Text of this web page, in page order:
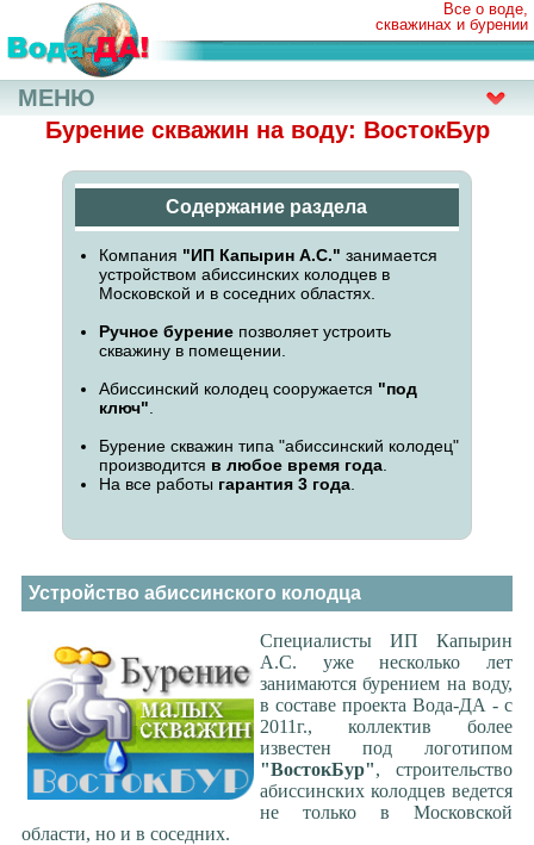
Все о воде,
скважинах и бурении
Бурение скважин на воду: ВостокБур
Содержание раздела
Компания "ИП Капырин А.С." занимается
устройством абиссинских колодцев в
Московской и в соседних областях.
Ручное бурениепозволяет устроить
скважину в помещении.
Абиссинский колодец сооружается "под
ключ"
Бурение скважин типа "абиссинский колодец"
производится в любое время года.
На все работы гарантия 3 года.
Устройство абиссинского колодца
Специалисты ИП Капырин
А.С. уже несколько лет
занимаются бурением на воду,
в составе проекта Вода-ДА - с
2011г., коллектив более
известен под логотипом
"ВостокБур", строительство
абиссинских колодцев ведется
не только в Московской
области, но и в соседних.
МЕНЮ